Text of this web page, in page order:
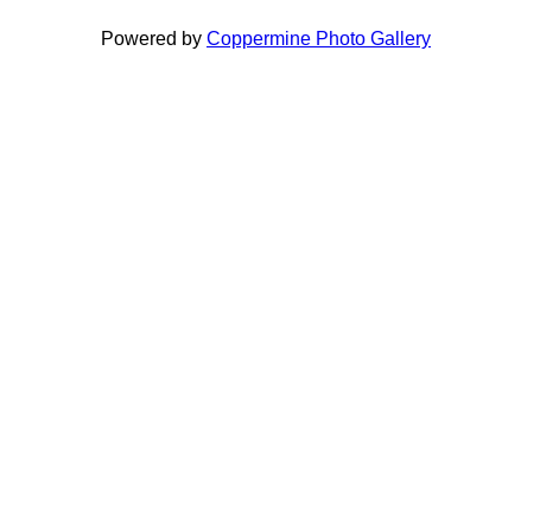
Powered by Coppermine Photo Gallery